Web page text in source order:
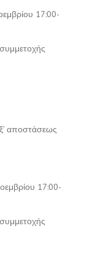
17:00-
αποστάσεως
17:00-